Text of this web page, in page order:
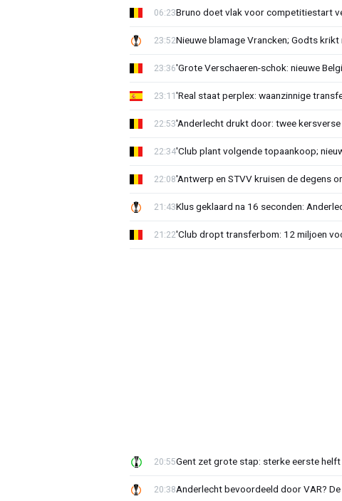
Bruno doet vlak voor competitiestart
06:23
Nieuwe blamage Vrancken; Godts
23:52
'Grote Verschaeren-schok: nieuwe
23:36
'Real staat perplex: waanzinnige
23:11
'Anderlecht drukt door: twee
22:53
'Club plant volgende topaankoop;
22:34
'Antwerp en STVV kruisen de degens
22:08
Klus geklaard na 16 seconden:
21:43
'Club dropt transferbom: 12 miljoen
21:22
Gent zet grote stap: sterke eerste
20:55
Anderlecht bevoordeeld door VAR?
20:38